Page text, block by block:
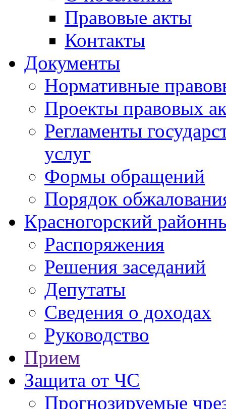
Правовые акты
Контакты
Документы
Нормативные
Проекты правовых
Регламенты
услуг
Формы обращений
Порядок
Красногорский
Распоряжения
Решения заседаний
Депутаты
Сведения о доходах
Руководство
Прием
Защита от ЧС
Прогнозируемые